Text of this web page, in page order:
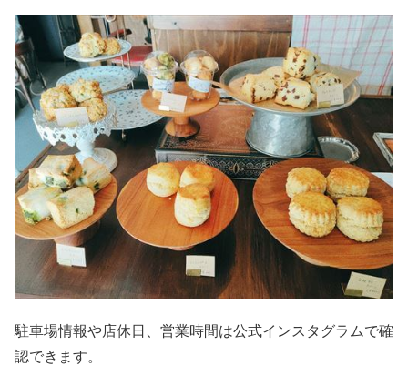
駐車場情報や店休日、営業時間は公式インスタグラムで確
認できます。